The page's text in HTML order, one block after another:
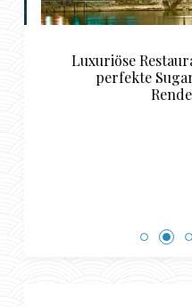
Luxuriöse
perfekte